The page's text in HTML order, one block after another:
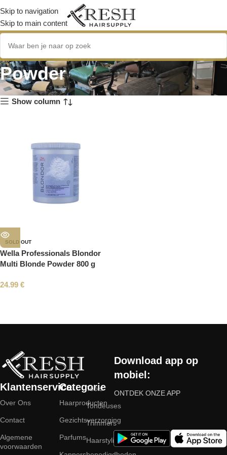
Skip to navigation
Skip to main content
Multi Blonde Lightening
Powder
Show column
SOLD OUT
Wella Professionals Blondor
Multi Blonde Powder 800 g
24.99 €
Klantenservice
Over Ons
Contact
Algemene
voorwaarden
Categorie
Haarproducten
Gezichtsverzorging
Parfums
Tools
Tondeuses
Trimmers
Haarstyling
Download app op
mobiel:
ONTDEK ONZE APP